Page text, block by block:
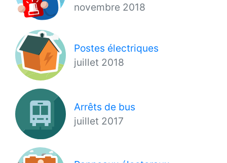
novembre 2018
Postes électriques
juillet 2018
Arrêts de bus
juillet 2017